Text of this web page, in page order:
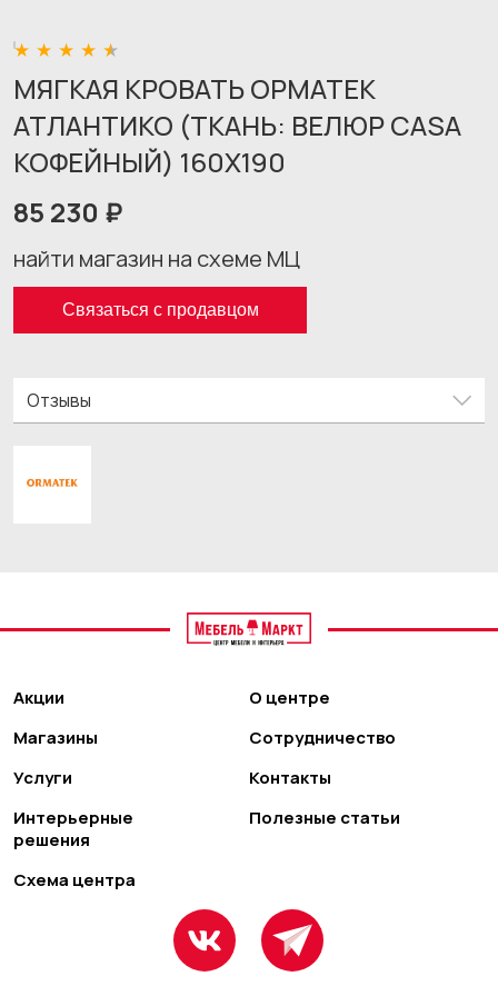
МЯГКАЯ КРОВАТЬ ОРМАТЕК
АТЛАНТИКО (ТКАНЬ: ВЕЛЮР CASA
КОФЕЙНЫЙ) 160X190
85 230 ₽
найти магазин на схеме МЦ
Связаться с продавцом
Отзывы
Акции
Магазины
Услуги
Интерьерные
решения
Схема центра
О центре
Сотрудничество
Контакты
Полезные статьи